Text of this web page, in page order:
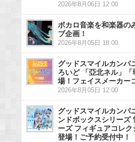
2026年8月06日 12:00
ボカロ音楽を和楽器の
ブ企画！
2026年8月05日 18:00
グッドスマイルカンパ
ろいど 「亞北ネル」
場！フェイスメーカー
2026年8月05日 12:00
グッドスマイルカンパ
ンドボックスシリーズ
ーズ フィギュアコレ
登場！ご予約受付中！